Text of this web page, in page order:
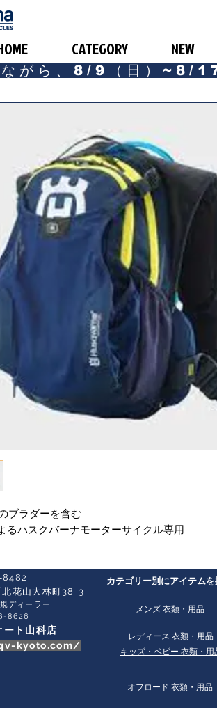
CATEGORY NEW
ながら、8/9（日）~8/
ブラダーを含む
るハスクバーナモーターサイクル専用
8482
花山大林町38-3​
ディーラー
8626
ート山科店
kyoto.com/
カテゴリー別にアイテムを
​メンズ 衣類・用品
​レディース 衣類・用品
キッズ・ベビー 衣類・用
オフロード 衣類・用品